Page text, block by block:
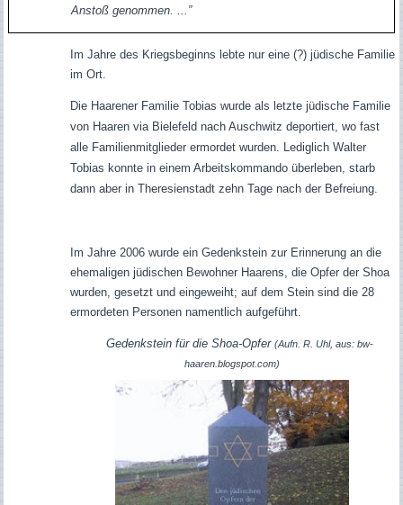
Anstoß genommen. ...”
Im Jahre des Kriegsbeginns lebte nur eine (?) jüdische Familie
im Ort.
Die Haarener Familie Tobias wurde als letzte jüdische Familie
von Haaren via Bielefeld nach Auschwitz deportiert, wo fast
alle Familienmitglieder ermordet wurden. Lediglich Walter
Tobias konnte in einem Arbeitskommando überleben, starb
dann aber in Theresienstadt zehn Tage nach der Befreiung.
Im Jahre 2006 wurde ein Gedenkstein zur Erinnerung an die
ehemaligen jüdischen Bewohner Haarens, die Opfer der Shoa
wurden, gesetzt und eingeweiht; auf dem Stein sind die 28
ermordeten Personen namentlich aufgeführt.
Gedenkstein für die Shoa-Opfer (Aufn. R. Uhl, aus: bw-
haaren.blogspot.com)